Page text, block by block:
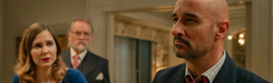
En la fábrica, Carmen, Claudia
y Tasio